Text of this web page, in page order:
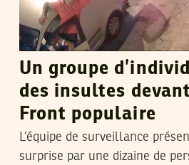
Un groupe
des insultes
Front populaire
L’équipe de surveillance
surprise par une dizaine de